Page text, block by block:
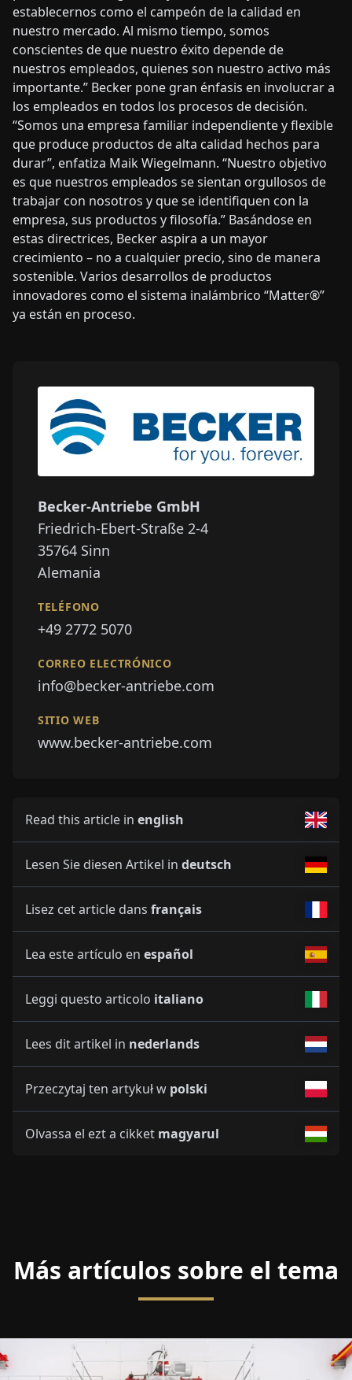
establecernos como el campeón de la calidad en
nuestro mercado. Al mismo tiempo, somos
conscientes de que nuestro éxito depende de
nuestros empleados, quienes son nuestro activo más
importante.” Becker pone gran énfasis en involucrar a
los empleados en todos los procesos de decisión.
“Somos una empresa familiar independiente y flexible
que produce productos de alta calidad hechos para
durar”, enfatiza Maik Wiegelmann. “Nuestro objetivo
es que nuestros empleados se sientan orgullosos de
trabajar con nosotros y que se identifiquen con la
empresa, sus productos y filosofía.” Basándose en
estas directrices, Becker aspira a un mayor
crecimiento – no a cualquier precio, sino de manera
sostenible. Varios desarrollos de productos
innovadores como el sistema inalámbrico “Matter®”
ya están en proceso.
Becker-Antriebe GmbH
Friedrich-Ebert-Straße 2-4
35764 Sinn
Alemania
TELÉFONO
+49 2772 5070
CORREO ELECTRÓNICO
info@becker-antriebe.com
SITIO WEB
www.becker-antriebe.com
Read this article in english
Lesen Sie diesen Artikel in deutsch
Lisez cet article dans français
Lea este artículo en español
Leggi questo articolo italiano
Lees dit artikel in nederlands
Przeczytaj ten artykuł w polski
Olvassa el ezt a cikket magyarul
Más artículos sobre el tema